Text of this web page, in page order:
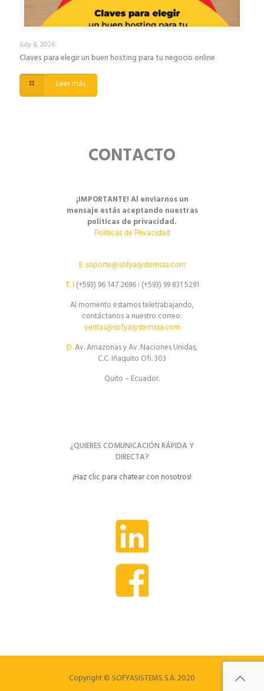
July 6, 2026
Claves para elegir un buen hosting para tu negocio online
Leer más
CONTACTO
¡IMPORTANTE! Al enviarnos un
mensaje estás aceptando nuestras
políticas de privacidad.
Políticas de Privacidad
E.soporte@sofyasystemssa.com
T.I (+593) 96 147 2696I (+593) 99 831 5291
Al momento estamos teletrabajando,
contáctanos a nuestro correo:
ventas@sofyasystemssa.com
D.Av. Amazonas y Av. Naciones Unidas,
C.C. Iñaquito Ofi. 303
Quito – Ecuador.
¿QUIERES COMUNICACIÓN RÁPIDA Y
DIRECTA?
¡Haz clic para chatear con nosotros!
Copyright © SOFYASISTEMS S.A. 2020